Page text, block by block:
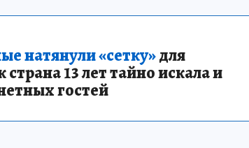
натянули «сетку»для
13 лет тайно искала и
гостей